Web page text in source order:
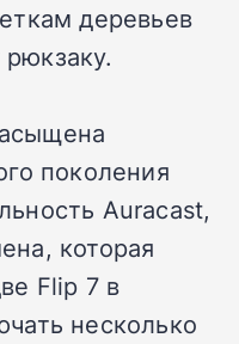
деревьев
поколения
Auracast,
которая
Flip 7 в
несколько